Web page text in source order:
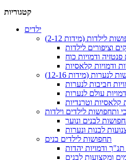
קטגוריות
ילדים
לילדות (מידות 2-12)
וציפורים לילדות
ודמויות כוח
ודמויות קלאסיות
לנערות (מידות 12-16)
חביבות לנערות
עולם לנערות
קלאסיות וטרנדיות
ותחפושות לילדים וילדות
לבנים ונוער
לבנות ונערות
תחפושות לילדים בנים
ודמויות יהדות
ומקצועות לבנים